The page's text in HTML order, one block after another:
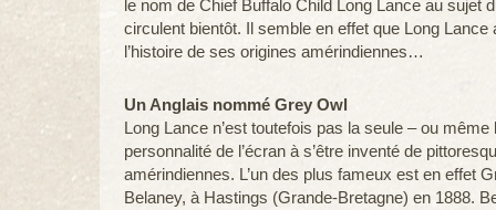
le nom de Chief Buffalo Child Long Lance au sujet
circulent bientôt. Il semble en effet que Long Lance
l’histoire de ses origines amérindiennes…
Un Anglais nommé Grey Owl
Long Lance n’est toutefois pas la seule – ou
personnalité de l’écran à s’être inventé de
amérindiennes. L’un des plus fameux est en effet
Belaney, à Hastings (Grande-Bretagne) en 1888.